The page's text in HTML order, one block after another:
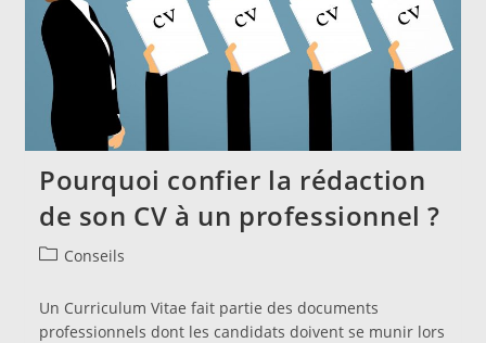
Pourquoi confier la rédaction
de son CV à un professionnel ?
PostConseils
Un Curriculum Vitae fait partie des documents
professionnels dont les candidats doivent se munir lors